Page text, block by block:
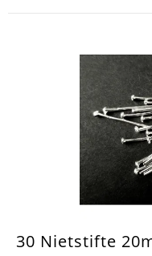
30 Nietstifte